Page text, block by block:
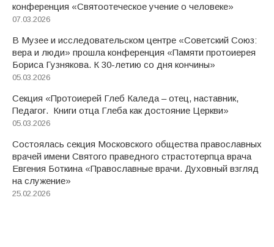
конференция «Святоотеческое учение о человеке»
07.03.2026
В Музее и исследовательском центре «Советский Союз:
вера и люди» прошла конференция «Памяти протоиерея
Бориса Гузнякова. К 30-летию со дня кончины»
05.03.2026
Секция «Протоиерей Глеб Каледа – отец, наставник,
Педагог. Книги отца Глеба как достояние Церкви»
05.03.2026
Состоялась секция Московского общества православных
врачей имени Святого праведного страстотерпца врача
Евгения Боткина «Православные врачи. Духовный взгляд
на служение»
25.02.2026